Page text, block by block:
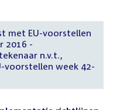
met EU-voorstellen
2016 -
n.v.t.,
voorstellen week 42-